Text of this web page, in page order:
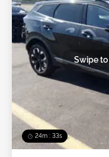
24m : 30s
Swipe